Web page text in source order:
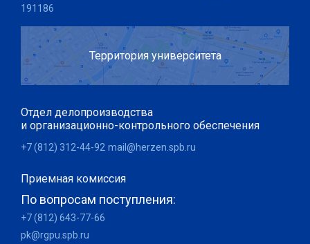
191186
Территория университета
Отдел делопроизводства
и организационно-контрольного обеспечения
+7 (812) 312-44-92 mail@herzen.spb.ru
Приемная комиссия
По вопросам поступления:
+7 (812) 643-77-66
pk@rgpu.spb.ru